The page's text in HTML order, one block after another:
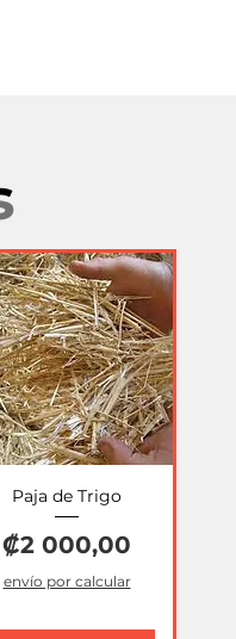
Paja de Trigo
Precio
₡2 000,00
envío por calcular